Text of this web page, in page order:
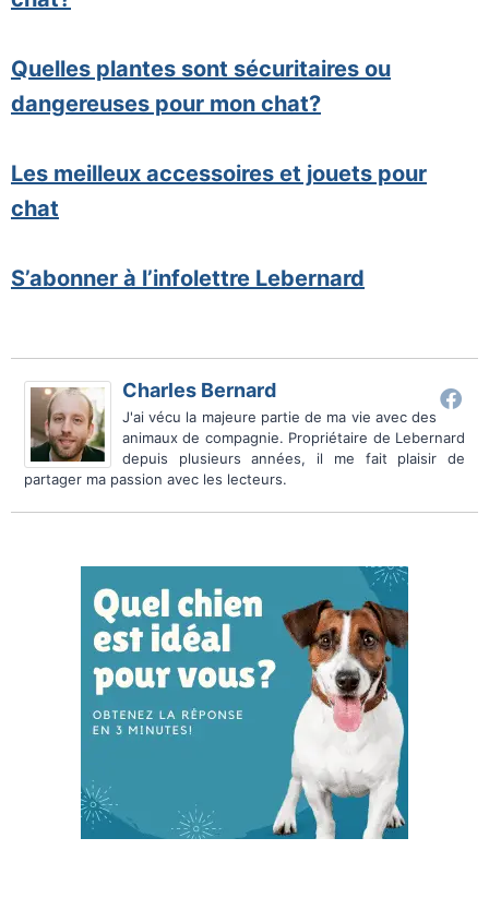
Quelles plantes sont sécuritaires ou
dangereuses pour mon chat?
Les meilleux accessoires et jouets pour
chat
S’abonner à l’infolettre Lebernard
Charles Bernard
J'ai vécu la majeure partie de ma vie avec des
animaux de compagnie. Propriétaire de Lebernard
depuis plusieurs années, il me fait plaisir de
partager ma passion avec les lecteurs.